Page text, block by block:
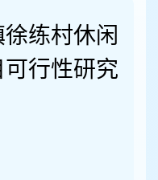
练村休闲
行性研究